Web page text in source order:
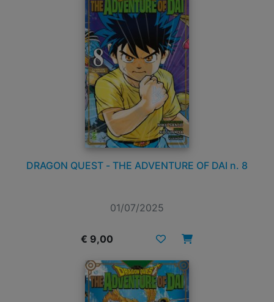
DRAGON QUEST - THE ADVENTURE OF DAI n. 8
01/07/2025
€ 9,00